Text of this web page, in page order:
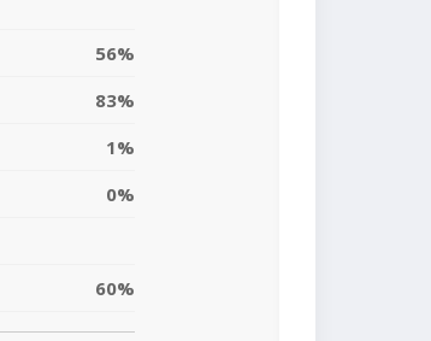
56%
83%
1%
0%
60%